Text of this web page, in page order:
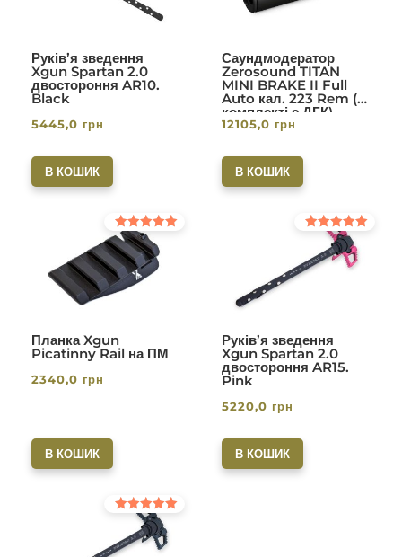
Руків’я зведення
Xgun Spartan 2.0
двостороння AR10.
Black
5445,0 грн
В КОШИК
Саундмодератор
Zerosound TITAN
MINI BRAKE II Full
Auto кал. 223 Rem (в
комплекті с ДГК)
різьба 1/2-28. Вlack
12105,0 грн
В КОШИК
Планка Xgun
Picatinny Rail на ПМ
Оцінено в
5.00
з 5
2340,0 грн
В КОШИК
Руків’я зведення
Xgun Spartan 2.0
двостороння AR15.
Pink
Оцінено в
з 5
5220,0 грн
В КОШИК
Оцінено в
з 5